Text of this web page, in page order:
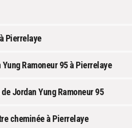
Pierrelaye
Ramoneur 95 à Pierrelaye
Jordan Yung Ramoneur 95
cheminée à Pierrelaye